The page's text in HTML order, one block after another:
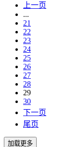
上一页
...
21
22
23
24
25
26
27
28
29
30
下一页
尾页